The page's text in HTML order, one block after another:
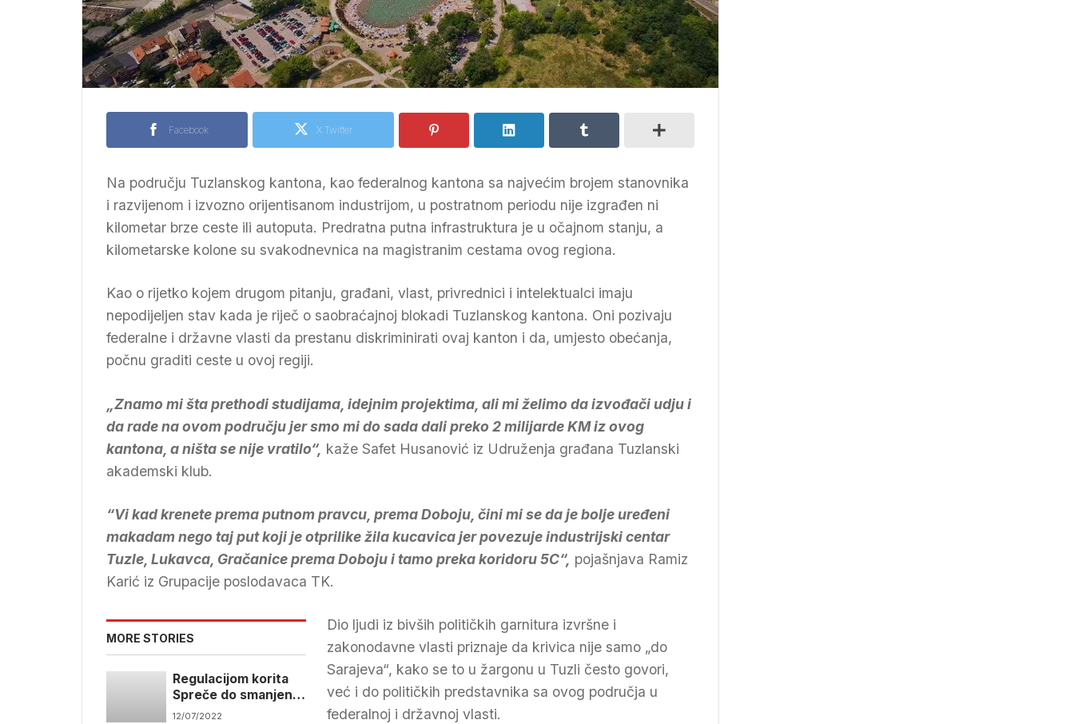
Facebook X Twitter
Na području Tuzlanskog kantona, kao federalnog kantona sa najvećim brojem stanovnika
i razvijenom i izvozno orijentisanom industrijom, u postratnom periodu nije izgrađen ni
kilometar brze ceste ili autoputa. Predratna putna infrastruktura je u očajnom stanju, a
kilometarske kolone su svakodnevnica na magistranim cestama ovog regiona.
Kao o rijetko kojem drugom pitanju, građani, vlast, privrednici i intelektualci imaju
nepodijeljen stav kada je riječ o saobraćajnoj blokadi Tuzlanskog kantona. Oni pozivaju
federalne i državne vlasti da prestanu diskriminirati ovaj kanton i da, umjesto obećanja,
počnu graditi ceste u ovoj regiji.
„Znamo mi šta prethodi studijama, idejnim projektima, ali mi želimo da izvođači udju i
da rade na ovom području jer smo mi do sada dali preko 2 milijarde KM iz ovog
kantona, a ništa se nije vratilo“, kaže Safet Husanović iz Udruženja građana Tuzlanski
akademski klub.
“Vi kad krenete prema putnom pravcu, prema Doboju, čini mi se da je bolje uređeni
makadam nego taj put koji je otprilike žila kucavica jer povezuje industrijski centar
Tuzle, Lukavca, Gračanice prema Doboju i tamo preka koridoru 5C“, pojašnjava Ramiz
Karić iz Grupacije poslodavaca TK.
MORE STORIES
Regulacijom korita
Spreče do smanjenja
posljedica poplava u
12/07/2022
Dio ljudi iz bivših političkih garnitura izvršne i
zakonodavne vlasti priznaje da krivica nije samo „do
Sarajeva“, kako se to u žargonu u Tuzli često govori,
već i do političkih predstavnika sa ovog područja u
federalnoj i državnoj vlasti.